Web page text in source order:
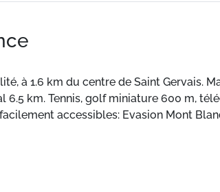
à 1.6 km du centre de Saint Gervais.
km. Tennis, golf miniature 600 m,
accessibles: Evasion Mont